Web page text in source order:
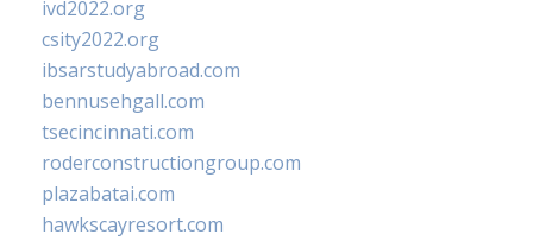
ivd2022.org
csity2022.org
ibsarstudyabroad.com
bennusehgall.com
tsecincinnati.com
roderconstructiongroup.com
plazabatai.com
hawkscayresort.com